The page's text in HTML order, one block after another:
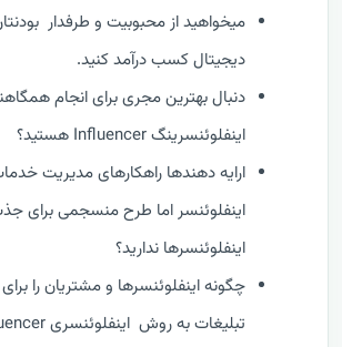
میخواهید از محبوبیت و طرفدار
دیجیتال کسب درآمد کنید.
دنبال بهترین مجری برای انجام
اینفلوئنسرینگ Influencer هستید؟
ارایه دهندها راهکارهای مدیریت
اینفلوئنسر اما طرح منسجمی برای
اینفلوئنسرها ندارید؟
چگونه اینفلوئنسرها و مشتریان را